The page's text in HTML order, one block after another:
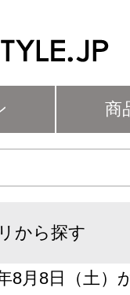
商
から探す
8月8日（土）